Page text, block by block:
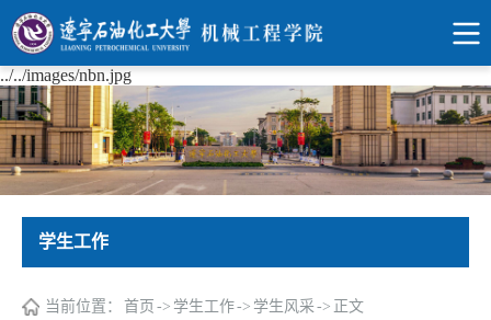
../../images/nbn.jpg
学生工作
当前位置： 首页 -> 学生工作-> 学生风采 -> 正文